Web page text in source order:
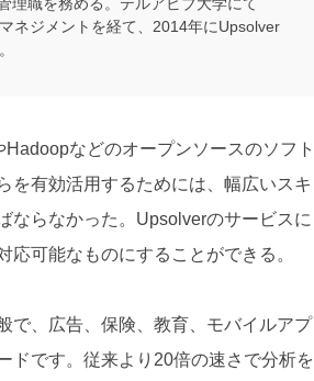
ネジメントを経て、2014年にUpsolver
などのオープンソースのソフト
を有効活用するためには、幅広いスキ
ならなかった。Upsolverのサービスに
可能なものにすることができる。
、広告、保険、教育、モバイルアプ
ドです。従来より20倍の速さで分析を